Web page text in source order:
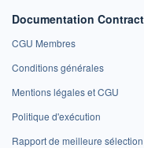
Documentation
CGU Membres
Conditions générales
Mentions légales et CGU
Politique d'exécution
Rapport de meilleure